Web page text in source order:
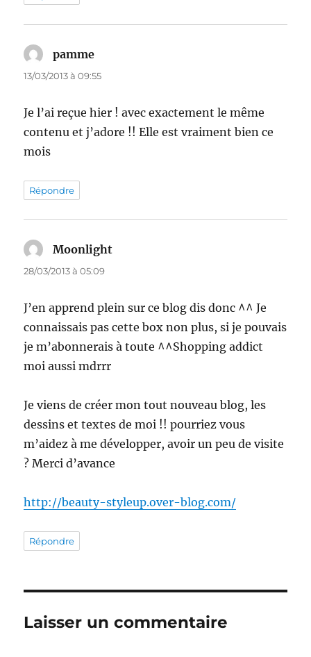
pamme
13/03/2013 à 09:55
Je l’ai reçue hier ! avec exactement le même
contenu et j’adore !! Elle est vraiment bien ce
mois
Répondre
Moonlight
28/03/2013 à 05:09
J’en apprend plein sur ce blog dis donc ^^ Je
connaissais pas cette box non plus, si je pouvais
je m’abonnerais à toute ^^Shopping addict
moi aussi mdrrr
Je viens de créer mon tout nouveau blog, les
dessins et textes de moi !! pourriez vous
m’aidez à me développer, avoir un peu de visite
? Merci d’avance
http://beauty-styleup.over-blog.com/
Répondre
Laisser un commentaire